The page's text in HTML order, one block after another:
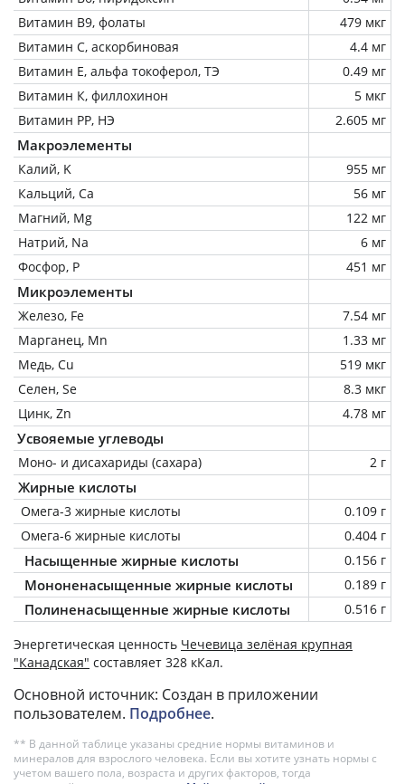
Витамин В9, фолаты
479 мкг
Витамин C, аскорбиновая
4.4 мг
Витамин Е, альфа токоферол, ТЭ
0.49 мг
Витамин К, филлохинон
5 мкг
Витамин РР, НЭ
2.605 мг
Макроэлементы
Калий, K
955 мг
Кальций, Ca
56 мг
Магний, Mg
122 мг
Натрий, Na
6 мг
Фосфор, P
451 мг
Микроэлементы
Железо, Fe
7.54 мг
Марганец, Mn
1.33 мг
Медь, Cu
519 мкг
Селен, Se
8.3 мкг
Цинк, Zn
4.78 мг
Усвояемые углеводы
Моно- и дисахариды (сахара) 2 г
Жирные кислоты
Омега-3 жирные кислоты
0.109 г
Омега-6 жирные кислоты
0.404 г
Насыщенные жирные кислоты 0.156 г
Мононенасыщенные жирные кислоты 0.189 г
Полиненасыщенные жирные кислоты 0.516 г
Энергетическая ценность Чечевица зелёная крупная
"Канадская" составляет 328 кКал.
Основной источник: Создан в приложении
пользователем. Подробнее.
** В данной таблице указаны средние нормы витаминов и
минералов для взрослого человека. Если вы хотите узнать нормы с
учетом вашего пола, возраста и других факторов, тогда